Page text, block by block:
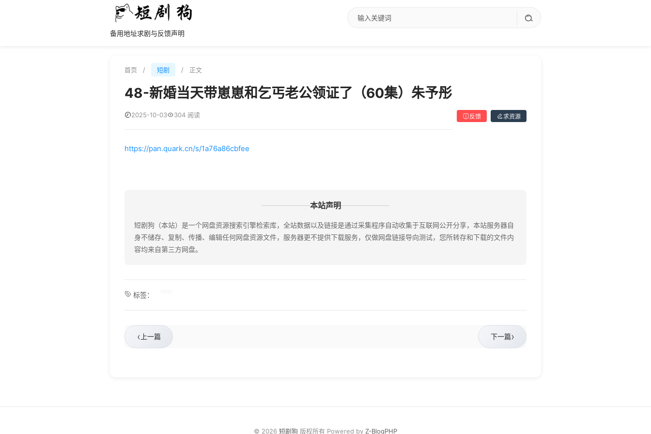
备用地址求剧与反馈声明
首页 / 短剧 / 正文
48-新婚当天带崽崽和乞丐老公领证了（60集）朱予彤
求资源
反馈
2025-10-03 304 阅读
https://pan.quark.cn/s/1a76a86cbfee
本站声明
短剧狗（本站）是一个网盘资源搜索引擎检索库，全站数据以及链接是通过采集程序自动收集于互联网公开分享，本站服务器自
身不储存、复制、传播、编辑任何网盘资源文件，服务器更不提供下载服务，仅做网盘链接导向测试，您所转存和下载的文件内
容均来自第三方网盘。
标签：
‹ 上一篇 下一篇›
© 2026 短剧狗 版权所有 Powered by Z-BlogPHP